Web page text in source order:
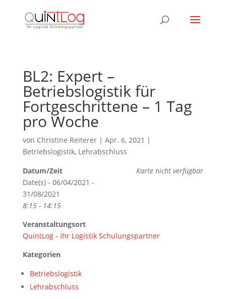
BL2: Expert –
Betriebslogistik für
Fortgeschrittene – 1 Tag
pro Woche
von Christine Reiterer| Apr. 6, 2021 |
Betriebslogistik, Lehrabschluss
Karte nicht verfügbar
Datum/Zeit
Date(s) - 06/04/2021 -
31/08/2021
8:15 - 14:15
Veranstaltungsort
QuintLog - Ihr Logistik Schulungspartner
Kategorien
Betriebslogistik
Lehrabschluss